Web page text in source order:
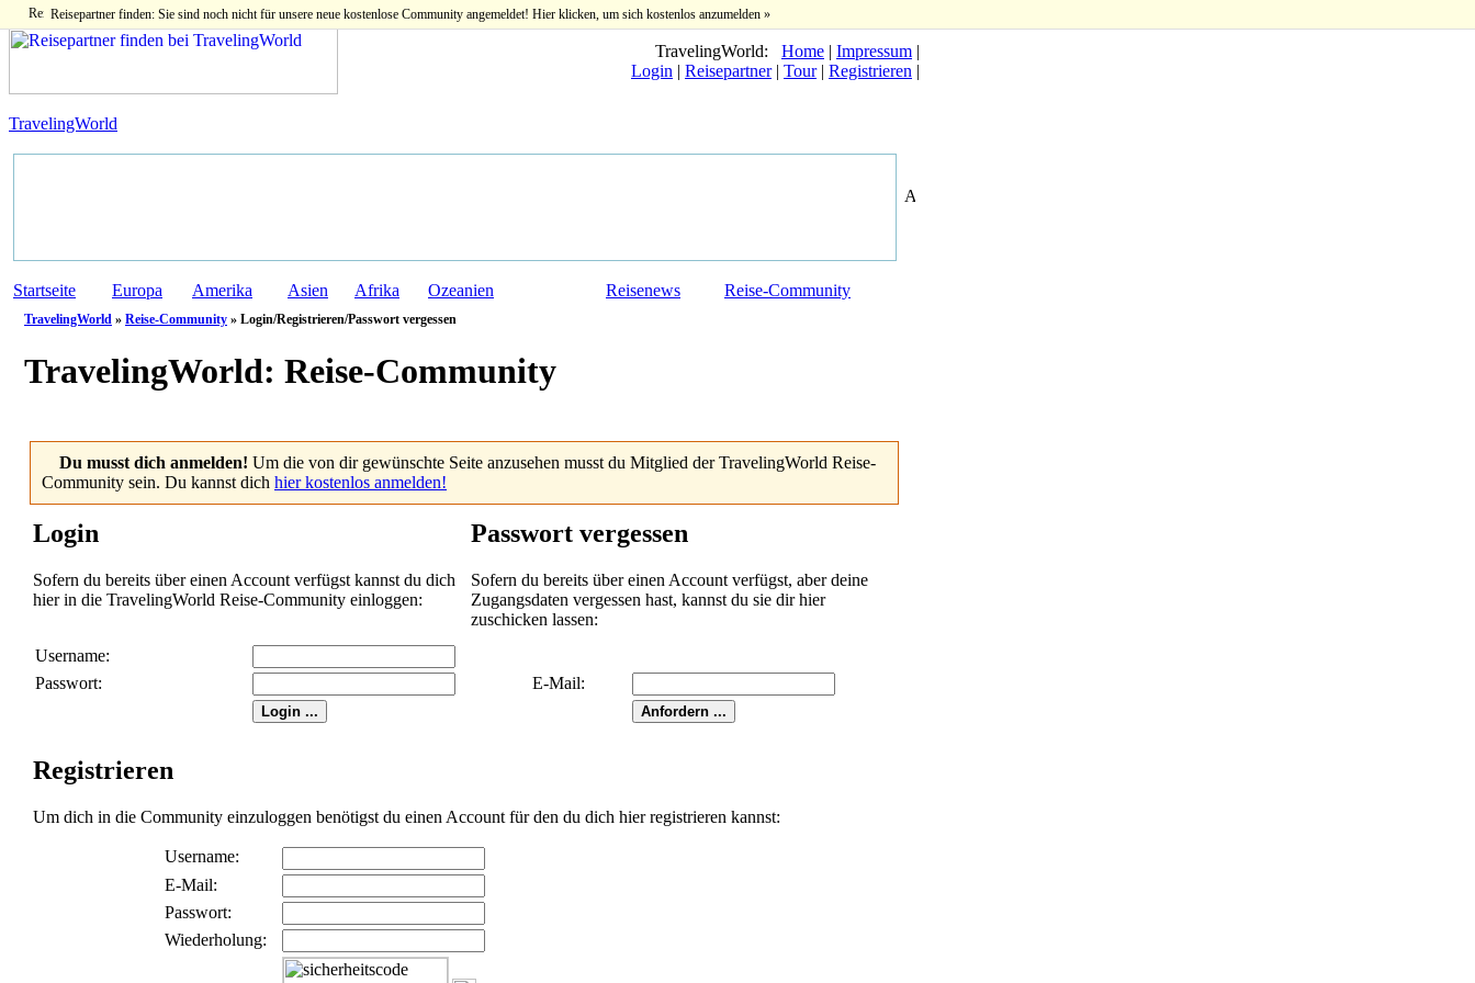
Reisepartner finden: Sie sind noch nicht für unsere neue kostenlose Community angemeldet! Hier klicken, um sich kostenlos anzumelden »
TravelingWorld: Home | Impressum |
Login | Reisepartner| Tour| Registrieren |
TravelingWorld
Startseite Europa Amerika Asien Afrika Ozeanien Reisenews Reise-Community
TravelingWorld » Reise-Community » Login/Registrieren/Passwort vergessen
TravelingWorld: Reise-Community
Du musst dich anmelden! Um die von dir gewünschte Seite anzusehen musst du Mitglied der TravelingWorld Reise-
Community sein. Du kannst dich hier kostenlos anmelden!
Login
Sofern du bereits über einen Account verfügst kannst du dich
hier in die TravelingWorld Reise-Community einloggen:
Passwort vergessen
Sofern du bereits über einen Account verfügst, aber deine
Zugangsdaten vergessen hast, kannst du sie dir hier
zuschicken lassen:
Username:
Passwort:
E-Mail:
Registrieren
Um dich in die Community einzuloggen benötigst du einen Account für den du dich hier registrieren kannst:
Username:
E-Mail:
Passwort:
Wiederholung: